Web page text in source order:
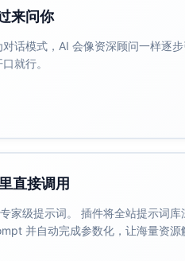
来问你
话模式，AI 会像资深顾问一样逐
就行。
直接调用
家级提示词。 插件将全站提示词
并自动完成参数化，让海量资源